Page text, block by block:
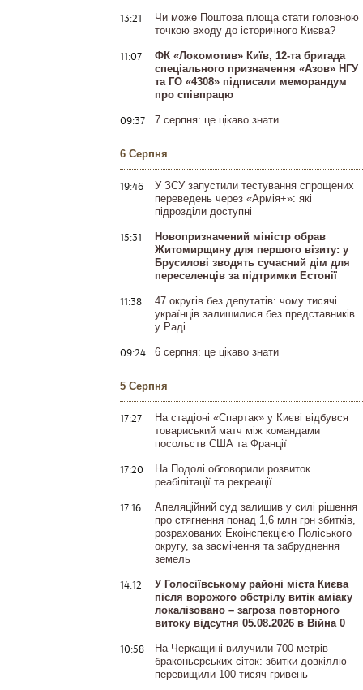
13:21
Чи може Поштова площа стати головною
точкою входу до історичного Києва?
11:07
ФК «Локомотив» Київ, 12-та бригада
спеціального призначення «Азов» НГУ
та ГО «4308» підписали меморандум
про співпрацю
09:37 7 серпня: це цікаво знати
6 Серпня
19:46
У ЗСУ запустили тестування спрощених
переведень через «Армія+»: які
підрозділи доступні
15:31
Новопризначений міністр обрав
Житомирщину для першого візиту: у
Брусилові зводять сучасний дім для
переселенців за підтримки Естонії
11:38
47 округів без депутатів: чому тисячі
українців залишилися без представників
у Раді
09:24 6 серпня: це цікаво знати
5 Серпня
17:27
На стадіоні «Спартак» у Києві відбувся
товариський матч між командами
посольств США та Франції
17:20
На Подолі обговорили розвиток
реабілітації та рекреації
17:16
Апеляційний суд залишив у силі рішення
про стягнення понад 1,6 млн грн збитків,
розрахованих Екоінспекцією Поліського
округу, за засмічення та забруднення
земель
14:12
У Голосіївському районі міста Києва
після ворожого обстрілу витік аміаку
локалізовано – загроза повторного
витоку відсутня 05.08.2026 в Війна 0
10:58
На Черкащині вилучили 700 метрів
браконьєрських сіток: збитки довкіллю
перевищили 100 тисяч гривень